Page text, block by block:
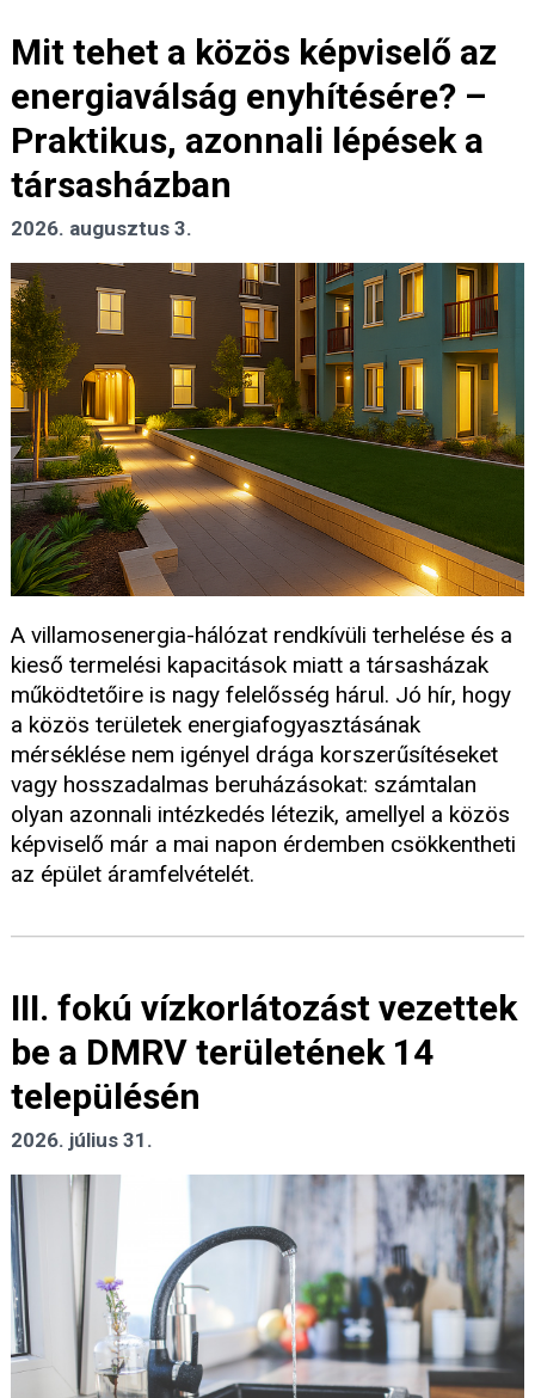
Mit tehet a közös képviselő az
energiaválság enyhítésére? –
Praktikus, azonnali lépések a
társasházban
2026. augusztus 3.
A villamosenergia-hálózat rendkívüli terhelése és a
kieső termelési kapacitások miatt a társasházak
működtetőire is nagy felelősség hárul. Jó hír, hogy
a közös területek energiafogyasztásának
mérséklése nem igényel drága korszerűsítéseket
vagy hosszadalmas beruházásokat: számtalan
olyan azonnali intézkedés létezik, amellyel a közös
képviselő már a mai napon érdemben csökkentheti
az épület áramfelvételét.
III. fokú vízkorlátozást vezettek
be a DMRV területének 14
településén
2026. július 31.